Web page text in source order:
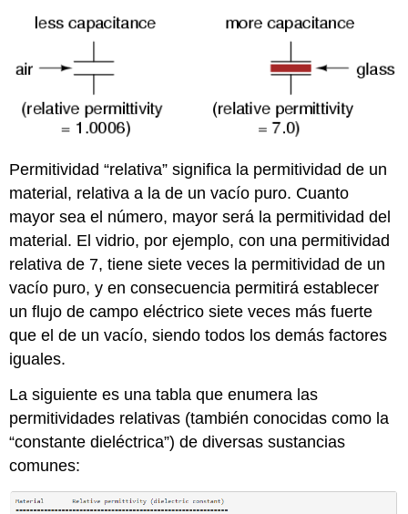
Permitividad “relativa” significa la permitividad de un
material, relativa a la de un vacío puro. Cuanto
mayor sea el número, mayor será la permitividad del
material. El vidrio, por ejemplo, con una permitividad
relativa de 7, tiene siete veces la permitividad de un
vacío puro, y en consecuencia permitirá establecer
un flujo de campo eléctrico siete veces más fuerte
que el de un vacío, siendo todos los demás factores
iguales.
La siguiente es una tabla que enumera las
permitividades relativas (también conocidas como la
“constante dieléctrica”) de diversas sustancias
comunes: